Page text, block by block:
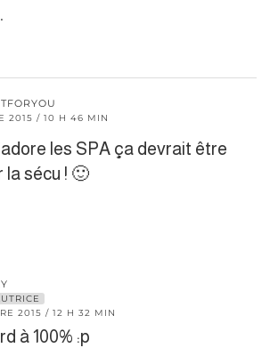
2015 / 10 H 46 MIN
les SPA ça devrait être
sécu ! 🙂
2015 / 12 H 32 MIN
à 100% :p